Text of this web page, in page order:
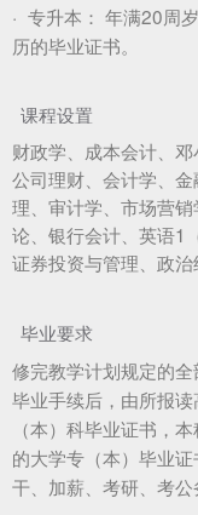
· 专升本： 年满20周
历的毕业证书。
课程设置
财政学、成本会计、邓
公司理财、会计学、
理、审计学、市场营
论、银行会计、英语1
证券投资与管理、政
毕业要求
修完教学计划规定的
毕业手续后，由所报
（本）科毕业证书，
的大学专（本）毕业
干、加薪、考研、考公